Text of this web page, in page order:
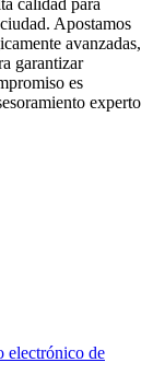
calidad para
Apostamos
avanzadas,
garantizar
es
experto
electrónico de